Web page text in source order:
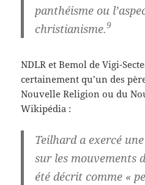
panthéisme ou
christianisme.9
NDLR et Bemol de Vigi-
certainement qu’un des
Nouvelle Religion ou du
Wikipédia :
Teilhard a exercé
sur les mouvements
été décrit comme «